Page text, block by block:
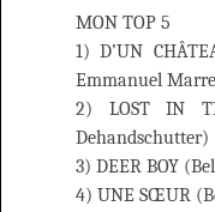
MON TOP 5
1) D’UN
Emmanuel
2) LOST IN
Dehandschutter)
3) DEER BOY
4) UNE SŒUR